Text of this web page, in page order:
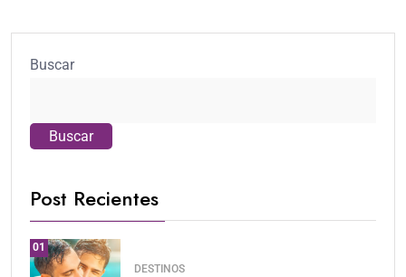
Buscar
Buscar
Post Recientes
01
DESTINOS